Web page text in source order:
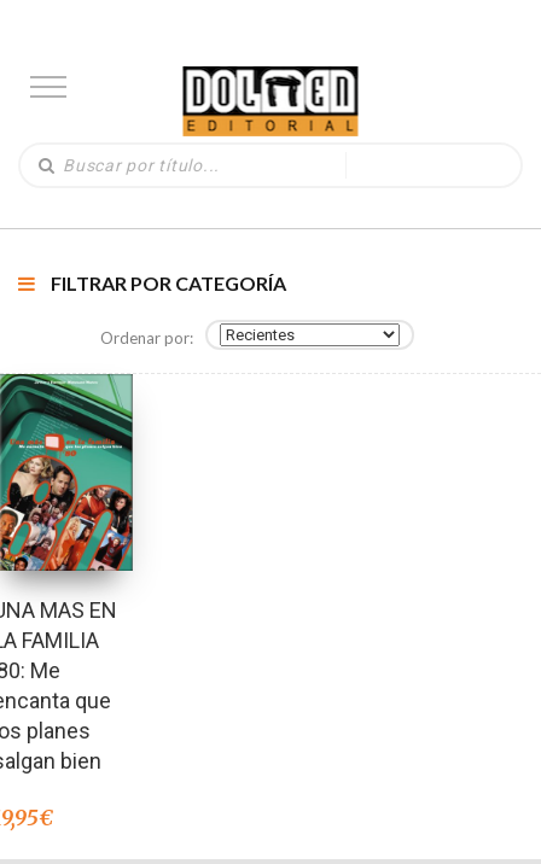
FILTRAR POR CATEGORÍA
Ordenar por:
MAS EN
FAMILIA
Me
que
planes
bien
€